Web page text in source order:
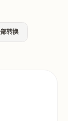
转换